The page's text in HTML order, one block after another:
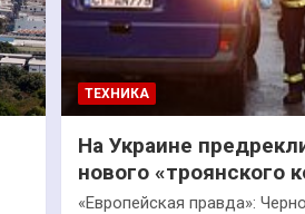
ТЕХНИКА
На Украине
нового «троянского
«Европейская правда»: